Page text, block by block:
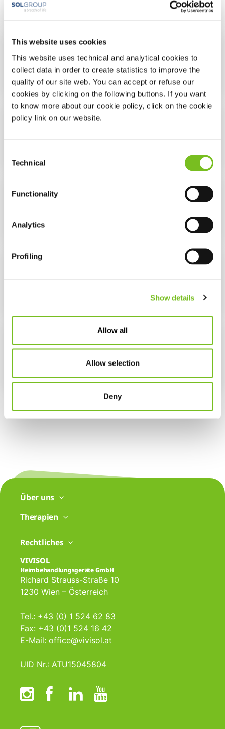
This website uses cookies
This website uses technical and analytical cookies to
collect data in order to create statistics to improve the
quality of our site web. You can accept or refuse our
cookies by clicking on the following buttons. If you want
to know more about our cookie policy, click on the cookie
policy link on our website.
Selection
Technical
Functionality
Analytics
Profiling
Show details
Allow all
Allow selection
Deny
mehr lesen
mehr lesen
Diagnostik
mehr lesen
mehr lesen
mehr lesen
mehr lesen
Über uns
Therapien
Rechtliches
VIVISOL
Heimbehandlungsgeräte GmbH
Richard Strauss-Straße 10
1230 Wien – Österreich
Tel.: +43 (0) 1 524 62 83
Fax: +43 (0)1 524 16 42
E-Mail: office@vivisol.at
UID Nr.: ATU15045804